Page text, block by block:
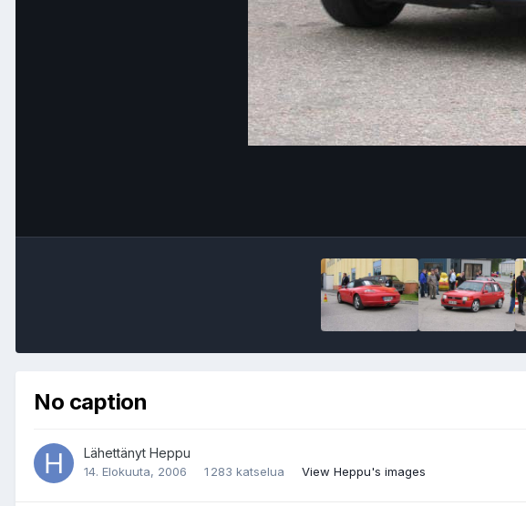
No caption
Lähettänyt Heppu
14. Elokuuta, 2006 1 283 katselua View Heppu's images